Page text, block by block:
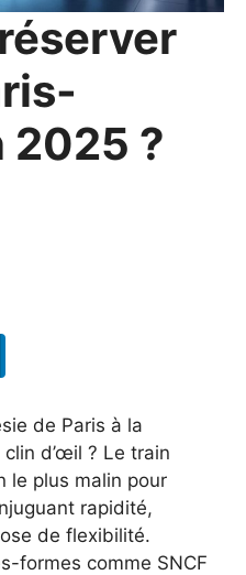
2025 ?
de Paris à la
d’œil ? Le train
le plus malin pour
rapidité,
de flexibilité.
formes comme SNCF